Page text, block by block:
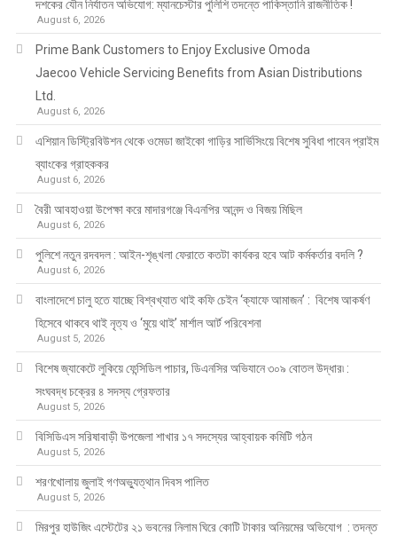
দশকের যৌন নির্যাতন অভিযোগ: ম্যানচেস্টার পুলিশি তদন্তে পাকিস্তানি রাজনীতিক !
August 6, 2026
Prime Bank Customers to Enjoy Exclusive Omoda
Jaecoo Vehicle Servicing Benefits from Asian Distributions
Ltd.
August 6, 2026
এশিয়ান ডিস্ট্রিবিউশন থেকে ওমেডা জাইকো গাড়ির সার্ভিসিংয়ে বিশেষ সুবিধা পাবেন প্রাইম
ব্যাংকের গ্রাহককর
August 6, 2026
বৈরী আবহাওয়া উপেক্ষা করে মাদারগঞ্জে বিএনপির আনন্দ ও বিজয় মিছিল
August 6, 2026
পুলিশে নতুন রদবদল : আইন-শৃঙ্খলা ফেরাতে কতটা কার্যকর হবে আট কর্মকর্তার বদলি ?
August 6, 2026
​​বাংলাদেশে চালু হতে যাচ্ছে বিশ্বখ্যাত থাই কফি চেইন ‘ক্যাফে আমাজন’ : বিশেষ আকর্ষণ
হিসেবে থাকবে থাই নৃত্য ও ‘মুয়ে থাই’ মার্শাল আর্ট পরিবেশনা
August 5, 2026
বিশেষ জ্যাকেটে লুকিয়ে ফেন্সিডিল পাচার, ডিএনসির অভিযানে ৩০৯ বোতল উদ্ধার৷ :
সংঘবদ্ধ চক্রের ৪ সদস্য গ্রেফতার
August 5, 2026
বিসিডিএস সরিষাবাড়ী উপজেলা শাখার ১৭ সদস্যের আহ্বায়ক কমিটি গঠন
August 5, 2026
শরণখোলায় জুলাই গণঅভ্যুত্থান দিবস পালিত
August 5, 2026
মিরপুর হাউজিং এস্টেটের ২১ ভবনের নিলাম ঘিরে কোটি টাকার অনিয়মের অভিযোগ : তদন্ত